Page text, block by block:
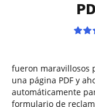
fueron maravillosos
una página PDF y
automáticamente
formulario de